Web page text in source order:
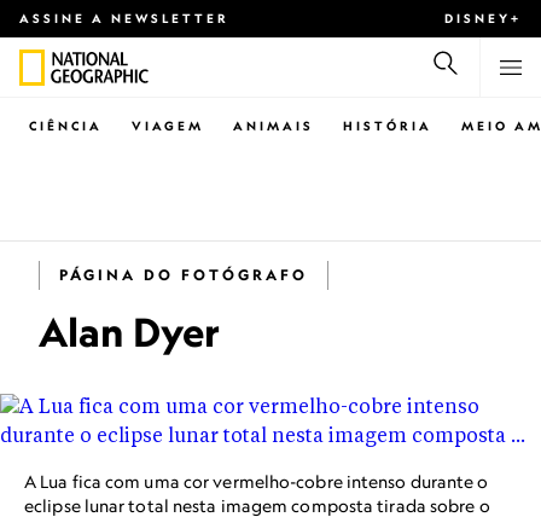
ASSINE A NEWSLETTER DISNEY+
CIÊNCIA VIAGEM ANIMAIS HISTÓRIA MEIO
PÁGINA DO FOTÓGRAFO
Alan Dyer
A Lua fica com uma cor vermelho-cobre intenso durante o
eclipse lunar total nesta imagem composta tirada sobre o